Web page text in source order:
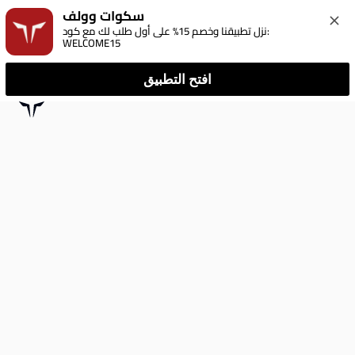
سكوات وولف
نزل تطبيقنا وخصم 15% على أول طلب لك مع كود:
WELCOME15
افتح التطبيق